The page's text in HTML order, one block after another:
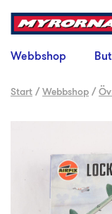
Webbshop
Start /Webbshop /